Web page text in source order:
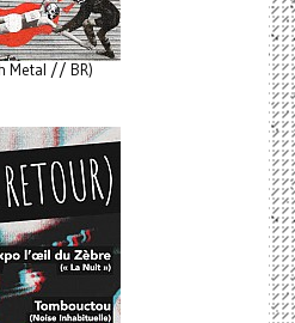
Metal // BR)